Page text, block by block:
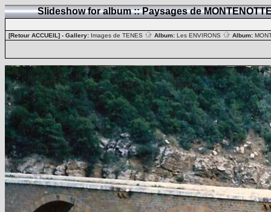
Slideshow for album :: Paysages de
[Retour ACCUEIL] - Gallery: Images de TENES Album: Les ENVIRONS Album: